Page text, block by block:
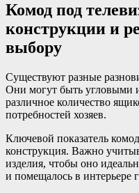
Комод под
конструкции и
выбору
Существуют разные
Они могут быть угловыми
различное количество
потребностей хозяев.
Ключевой показатель
конструкция. Важно
изделия, чтобы оно
и помещалось в интерьере